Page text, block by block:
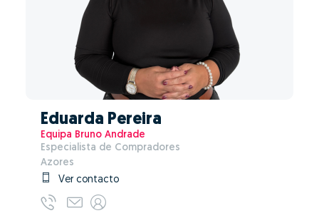
Eduarda Pereira
Equipa Bruno Andrade
Especialista de Compradores
Azores
Ver contacto